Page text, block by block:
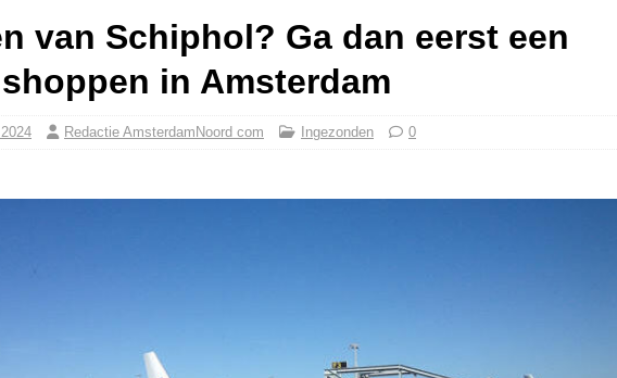
van Schiphol? Ga dan eerst een
in Amsterdam
Redactie AmsterdamNoord com Ingezonden 0